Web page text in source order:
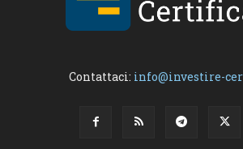
Contattaci: info@investire-